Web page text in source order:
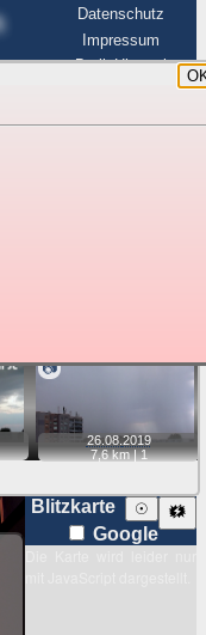
Datenschutz
Impressum
BerlinHimmel
📷
26.08.2019
7,6 km |1
Blitzkarte 🗱
☉
Google